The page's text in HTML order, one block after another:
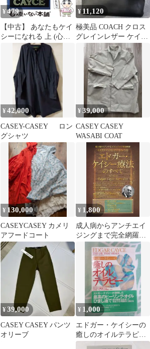
¥479
【中古】 あなたもケイ
シーになれる 上 (心霊
科学名著シリーズ 4) /
ハーバート・B.パーヤ
ー、今村光一 / 中央ア
ート出版社
¥11,120
極美品 COACH クロス
グレインレザー ケイシ
ー トートバッグ ブラッ
¥42,000
CASEY-CASEY ロン
グシャツ
¥39,000
CASEY CASEY
WASABI COAT
¥ 130,000
CASEYCASEY カメリ
アフードコート
¥ 1,800
成人病からアンチエイ
ジングまで完全網羅！
ホリスティック医学の
生みの親 エドガー･ケ
イシー療法のすべて5
¥39,000
CASEY CASEY パンツ
オリーブ
¥ 1,000
エドガー・ケイシーの
癒しのオイルテラピ
ー 日々の健康法